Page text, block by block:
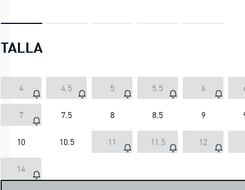
TALLA
4 4.5 5 5.5 6
7 7.5 8 8.5 9
10 10.5 11 11.5 12
14